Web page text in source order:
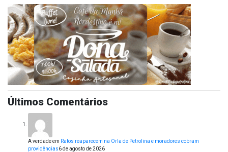
Últimos Comentários
A verdadeem Ratos reaparecem na Orla de Petrolina e moradores cobram
providências6 de agosto de 2026